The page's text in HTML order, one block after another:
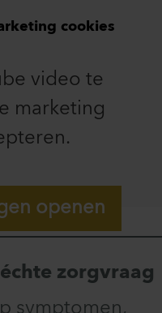
cookies
video te
marketing
openen
zorgvraag
symptomen,